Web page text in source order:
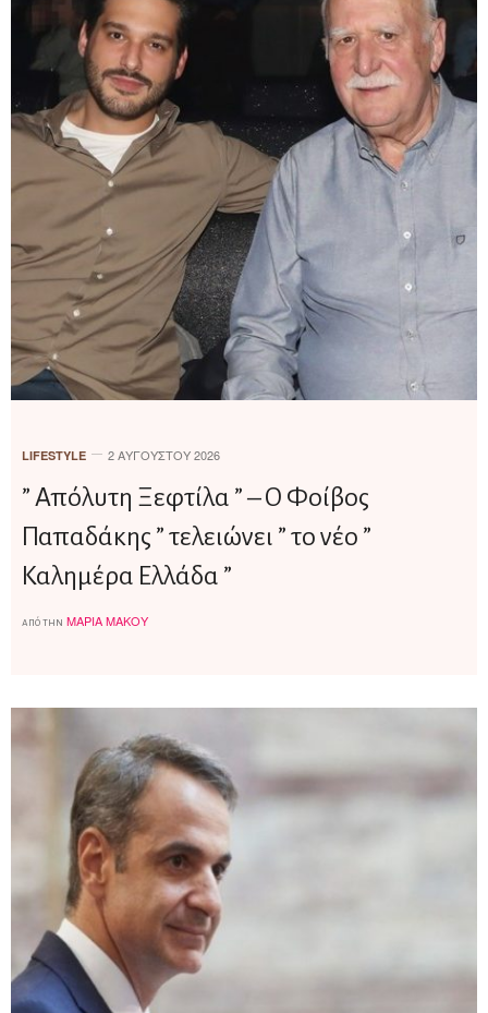
LIFESTYLE 2 ΑΥΓΟΎΣΤΟΥ 2026
” Απόλυτη Ξεφτίλα ” – Ο Φοίβος
Παπαδάκης ” τελειώνει ” το νέο ”
Καλημέρα Ελλάδα ”
από την ΜΑΡΊΑ ΜΆΚΟΥ